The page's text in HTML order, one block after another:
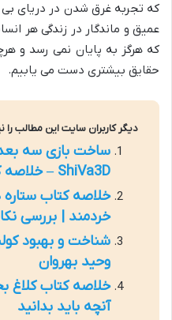
که تجربه غرق شدن در دریای
عمیق و ماندگار در زندگی هر
که هرگز به پایان نمی رسد و
حقایق بیشتری دست می یابیم.
دیگر کاربران سایت این مطالب
ساخت بازی سه
ShiVa3D – خلاصه کتاب
خلاصه کتاب
خردمند | بررسی
شناخت و بهبود
وحید بهروان
خلاصه کتاب کلاغ
آنچه باید بدانید